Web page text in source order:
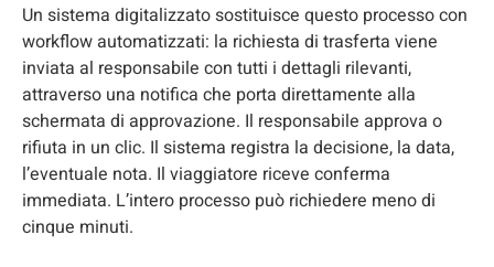
Un sistema digitalizzato sostituisce questo processo con
workflow automatizzati: la richiesta di trasferta viene
inviata al responsabile con tutti i dettagli rilevanti,
attraverso una notifica che porta direttamente alla
schermata di approvazione. Il responsabile approva o
rifiuta in un clic. Il sistema registra la decisione, la data,
l’eventuale nota. Il viaggiatore riceve conferma
immediata. L’intero processo può richiedere meno di
cinque minuti.